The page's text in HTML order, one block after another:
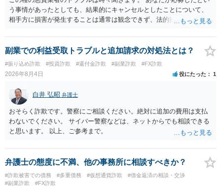
う事情があったとしても、結果的にキャンセルとしたことについて、
相手方に損害が発生することは通常は観念できず、法的措置を採って
ず、最寄りの消費生活センターへ相談し、連絡を無視してよいかどう
かのアドバイスを受けられることをお勧めします。しつこいようであ
れば、弁護士へ依頼して警告してもらうことも必要になるかもしれま
せん。
副業での利益受取トラブルと追加請求の対処法とは？
#振り込め詐欺 #投資詐欺 #還付金詐欺 #副業詐欺 #FX詐欺
2026年8月4日 役にたった 1
白井 弘昭 弁護士
おそらく詐欺です。警察にご相談ください。絶対に追加の費用は支払
わないでください。 サイバー警察などは、ネットからでも相談できる
と思います。 以上、ご参考まで。
弁護士の態度に不満、他の事務所に相談すべきか？
#詐欺被害での債務 #多重債務 #仮想通貨詐欺
#借金返済の相談・交渉
#副業詐欺
#FX詐欺